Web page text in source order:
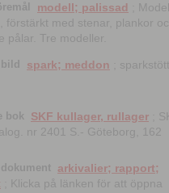
modell; palissad
;
förstärkt med stenar, plankor
pålar. Tre modeller.
spark; meddon ;
bok SKF kullager, rullager ;
nr 2401 S.- Göteborg, 162
arkivalier; rapport;
; Klicka på länken för att öppna